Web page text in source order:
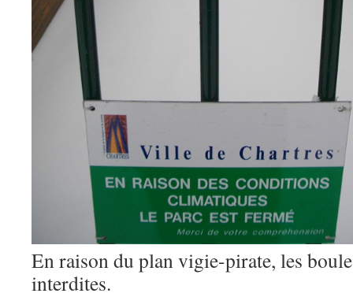
En raison du plan vigie-pirate, les
interdites.